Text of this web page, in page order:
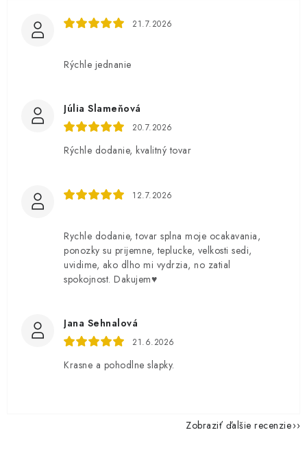
21.7.2026
Rýchle jednanie
Júlia Slameňová
20.7.2026
Rýchle dodanie, kvalitný tovar
12.7.2026
Rychle dodanie, tovar splna moje ocakavania,
ponozky su prijemne, teplucke, velkosti sedi,
uvidime, ako dlho mi vydrzia, no zatial
spokojnost. Dakujem♥️
Jana Sehnalová
21.6.2026
Krasne a pohodlne slapky.
Zobraziť ďalšie recenzie